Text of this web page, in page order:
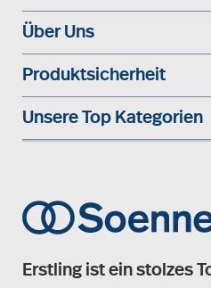
Über Uns
Produktsicherheit
Unsere Top Kategorien
Erstling ist ein stolzes